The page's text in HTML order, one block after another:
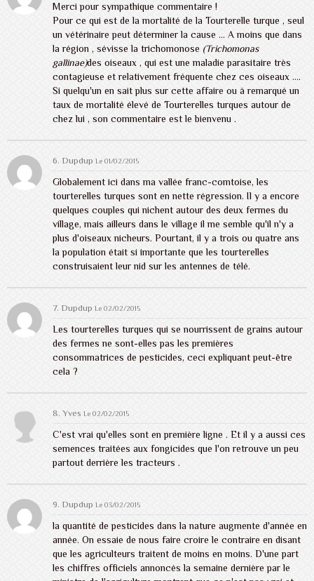
Merci pour sympathique commentaire !
Pour ce qui est de la mortalité de la Tourterelle turque , seul
un vétérinaire peut déterminer la cause ... A moins que dans
la région , sévisse la trichomonose(Trichomonas
gallinae)des oiseaux , qui est une maladie parasitaire très
contagieuse et relativement fréquente chez ces oiseaux ....
Si quelqu'un en sait plus sur cette affaire ou à remarqué un
taux de mortalité élevé de Tourterelles turques autour de
chez lui , son commentaire est le bienvenu .
6.Dupdup Le 01/02/2015
Globalement ici dans ma vallée franc-comtoise, les
tourterelles turques sont en nette régression. Il y a encore
quelques couples qui nichent autour des deux fermes du
village, mais ailleurs dans le village il me semble qu'il n'y a
plus d'oiseaux nicheurs. Pourtant, il y a trois ou quatre ans
la population était si importante que les tourterelles
construisaient leur nid sur les antennes de télé.
7.Dupdup Le 02/02/2015
Les tourterelles turques qui se nourrissent de grains autour
des fermes ne sont-elles pas les premières
consommatrices de pesticides, ceci expliquant peut-être
cela ?
8. YvesLe 02/02/2015
C'est vrai qu'elles sont en première ligne . Et il y a aussi ces
semences traitées aux fongicides que l'on retrouve un peu
partout derrière les tracteurs .
9.Dupdup Le 03/02/2015
la quantité de pesticides dans la nature augmente d'année en
année. On essaie de nous faire croire le contraire en disant
que les agriculteurs traitent de moins en moins. D'une part
les chiffres officiels annoncés la semaine dernière par le